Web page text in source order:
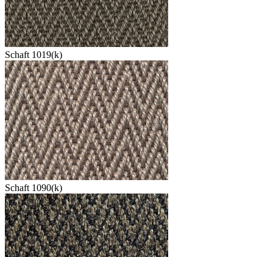
Schaft 1019(k)
Schaft 1090(k)